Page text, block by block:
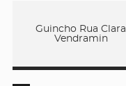
Guincho Rua Clara
Vendramin